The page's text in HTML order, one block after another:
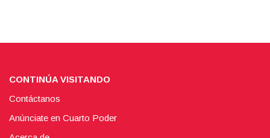
CONTINÚA VISITANDO
Contáctanos
Anúnciate en Cuarto Poder